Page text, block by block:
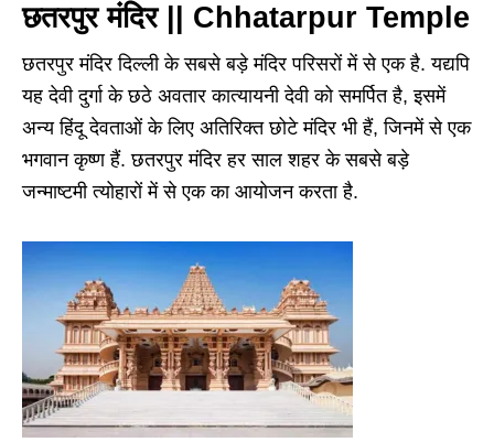
छतरपुर मंदिर || Chhatarpur Temple
छतरपुर मंदिर दिल्ली के सबसे बड़े मंदिर परिसरों में से एक है. यद्यपि
यह देवी दुर्गा के छठे अवतार कात्यायनी देवी को समर्पित है, इसमें
अन्य हिंदू देवताओं के लिए अतिरिक्त छोटे मंदिर भी हैं, जिनमें से एक
भगवान कृष्ण हैं. छतरपुर मंदिर हर साल शहर के सबसे बड़े
जन्माष्टमी त्योहारों में से एक का आयोजन करता है.